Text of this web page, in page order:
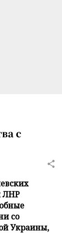
с
ЛНР
со
Украины,